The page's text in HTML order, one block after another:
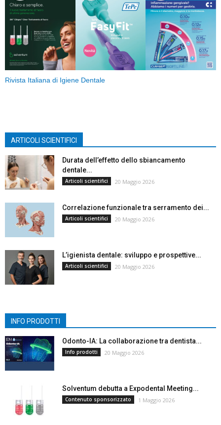
Rivista Italiana di Igiene Dentale
ARTICOLI SCIENTIFICI
Durata dell’effetto dello sbiancamento
dentale...
Articoli scientifici 20 Maggio 2026
Correlazione funzionale tra serramento dei...
Articoli scientifici 20 Maggio 2026
L’igienista dentale: sviluppo e prospettive...
Articoli scientifici 20 Maggio 2026
INFO PRODOTTI
Odonto-IA: La collaborazione tra dentista...
Info prodotti 20 Maggio 2026
Solventum debutta a Expodental Meeting...
Contenuto sponsorizzato 1 Maggio 2026